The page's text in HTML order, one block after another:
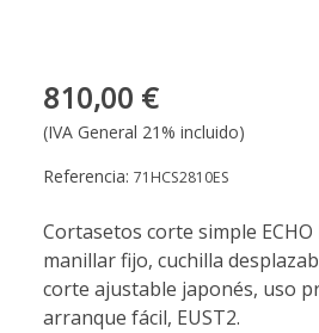
810,00 €
(IVA General 21% incluido)
Referencia: 71HCS2810ES
Cortasetos corte simple ECHO
manillar fijo, cuchilla
corte ajustable japonés, uso
arranque fácil, EUST2.